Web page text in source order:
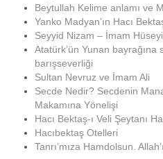
Beytullah Kelime anlamı ve
Yanko Madyan’ın Hacı
Seyyid Nizam – İmam
Atatürk’ün Yunan bayrağına
barışseverliği
Sultan Nevruz ve İmam Ali
Secde Nedir? Secdenin
Makamına Yönelişi
Hacı Bektaş-ı Veli Şeytanı
Hacıbektaş Otelleri
Tanrı’mıza Hamdolsun.